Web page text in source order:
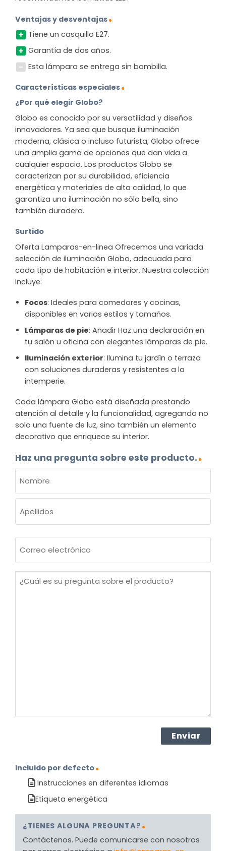
Ventajas y desventajas
Tiene un casquillo E27.
Garantía de dos años.
Esta lámpara se entrega sin bombilla.
Características especiales
¿Por qué elegir Globo?
Globo es conocido por su versatilidad y diseños
innovadores. Ya sea que busque iluminación
moderna, clásica o incluso futurista, Globo ofrece
una amplia gama de opciones que dan vida a
cualquier espacio. Los productos Globo se
caracterizan por su durabilidad, eficiencia
energética y materiales de alta calidad, lo que
garantiza una iluminación no sólo bella, sino
también duradera.
Surtido
Oferta Lamparas-en-linea Ofrecemos una variada
selección de iluminación Globo, adecuada para
cada tipo de habitación e interior. Nuestra colección
incluye:
Focos: Ideales para comedores y cocinas,
disponibles en varios estilos y tamaños.
Lámparas de pie: Añadir Haz una declaración en
tu salón u oficina con elegantes lámparas de pie.
Iluminación exterior: Ilumina tu jardín o terraza
con soluciones duraderas y resistentes a la
intemperie.
Cada lámpara Globo está diseñada prestando
atención al detalle y la funcionalidad, agregando no
solo una fuente de luz, sino también un elemento
decorativo que enriquece su interior.
Haz una pregunta sobre este producto.
(OBLIGATORIO)
Nombre
electrónico
¿Cuál
Incluido por defecto
Instrucciones en diferentes idiomas
Etiqueta energética
¿TIENES ALGUNA PREGUNTA?
Contáctenos. Puede comunicarse con nosotros